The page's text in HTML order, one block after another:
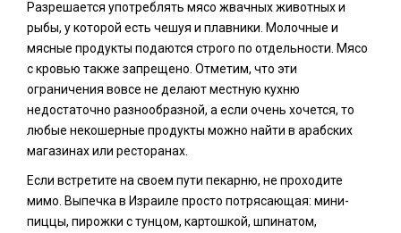
Разрешается употреблять мясо жвачных животных и
рыбы, у которой есть чешуя и плавники. Молочные и
мясные продукты подаются строго по отдельности. Мясо
с кровью также запрещено. Отметим, что эти
ограничения вовсе не делают местную кухню
недостаточно разнообразной, а если очень хочется, то
любые некошерные продукты можно найти в арабских
магазинах или ресторанах.
Если встретите на своем пути пекарню, не проходите
мимо. Выпечка в Израиле просто потрясающая: мини-
пиццы, пирожки с тунцом, картошкой, шпинатом,